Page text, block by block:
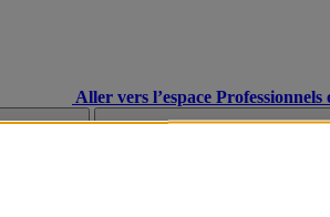
Aller vers l’espace